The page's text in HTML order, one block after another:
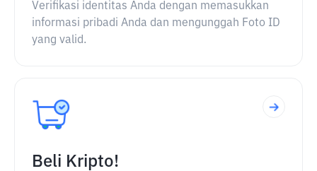
Verifikasi identitas Anda dengan memasukkan
informasi pribadi Anda dan mengunggah Foto ID
yang valid.
Beli Kripto!